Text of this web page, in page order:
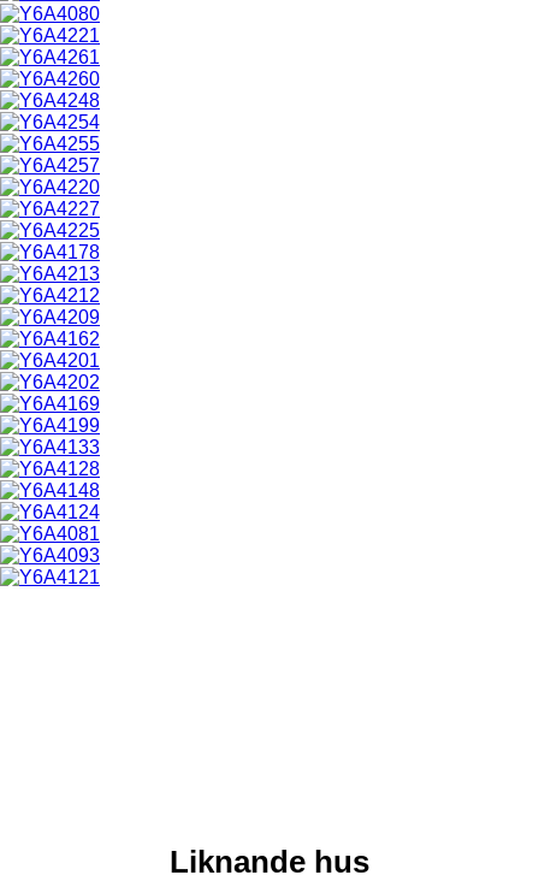
Liknande hus